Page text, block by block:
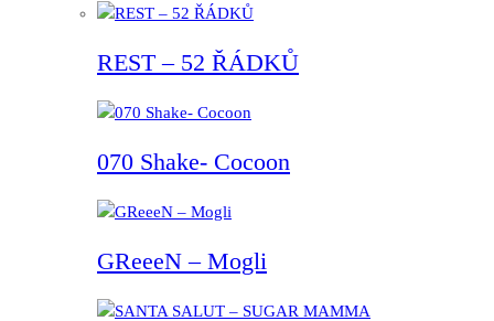
REST – 52 ŘÁDKŮ
070 Shake- Cocoon
GReeeN – Mogli